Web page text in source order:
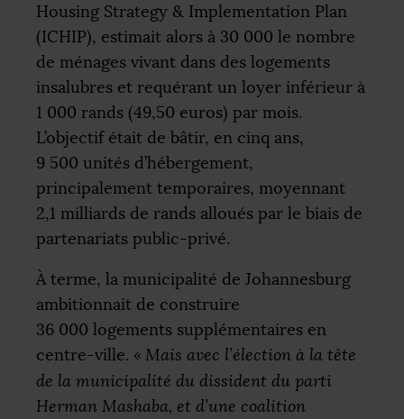
Housing Strategy & Implementation Plan
(ICHIP), estimait alors à 30 000 le nombre
de ménages vivant dans des logements
insalubres et requérant un loyer inférieur à
1 000 rands (49,50 euros) par mois.
L’objectif était de bâtir, en cinq ans,
9 500 unités d’hébergement,
principalement temporaires, moyennant
2,1 milliards de rands alloués par le biais de
partenariats public-privé.
À terme, la municipalité de Johannesburg
ambitionnait de construire
36 000 logements supplémentaires en
centre-ville. « Mais avec l’élection à la tête
de la municipalité du dissident du parti
Herman Mashaba, et d’une coalition